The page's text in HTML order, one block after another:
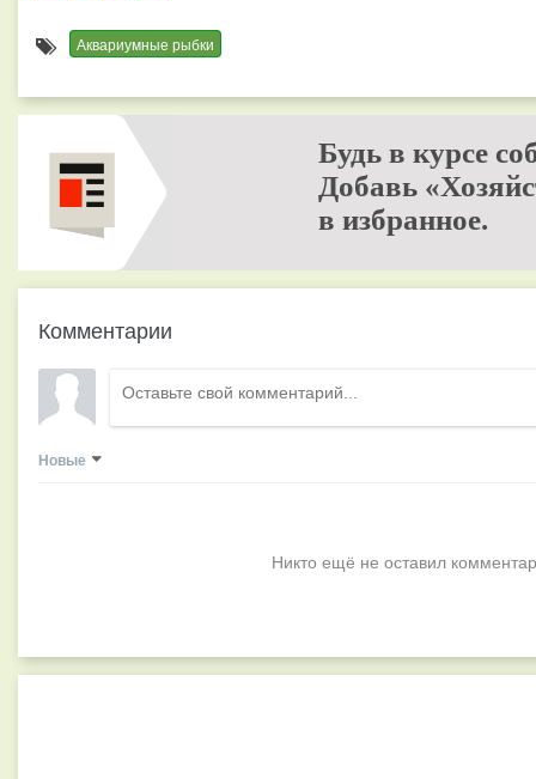
Аквариумные рыбки
Будь в курсе
Добавь
в избранное.
Комментарии
Новые
Никто ещё не оставил